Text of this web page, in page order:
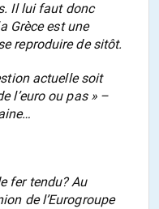
Il lui faut donc
Grèce est une
reproduire de sitôt.
actuelle soit
l’euro ou pas » –
fer tendu? Au
de l’Eurogroupe